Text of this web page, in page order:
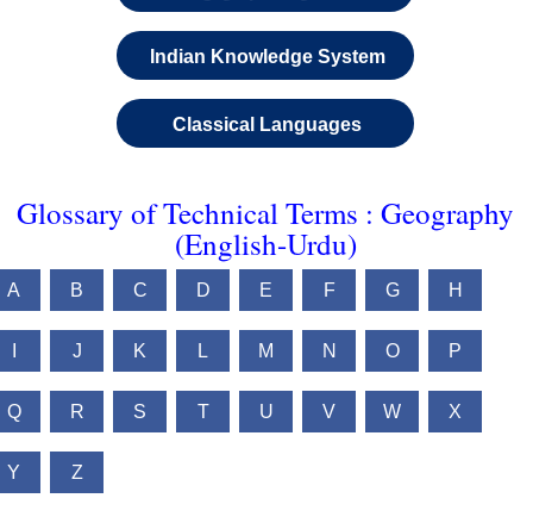
Indian Knowledge System
Classical Languages
Glossary of Technical Terms : Geography
(English-Urdu)
A B C D E F G H
J K L M N O P
Q R S T U V W X
Y Z